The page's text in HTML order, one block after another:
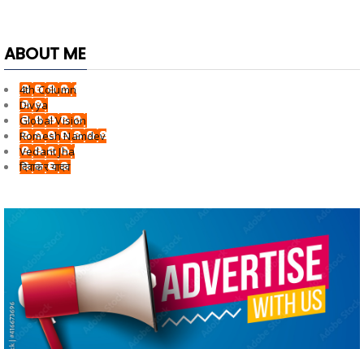
ABOUT ME
4th Column
Divya
Global Vision
Romesh Namdev
Vedant Jha
दिवाकर यादव